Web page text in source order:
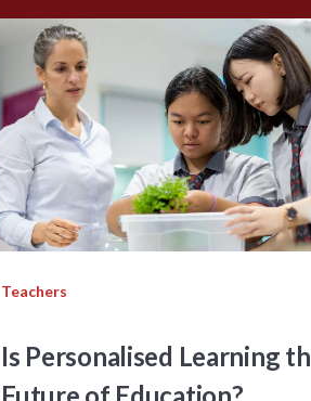
Teachers
Is Personalised Learning